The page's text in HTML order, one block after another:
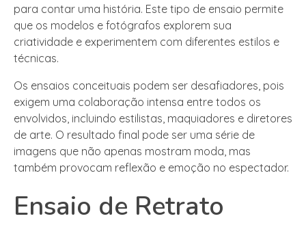
para contar uma história. Este tipo de ensaio permite
que os modelos e fotógrafos explorem sua
criatividade e experimentem com diferentes estilos e
técnicas.
Os ensaios conceituais podem ser desafiadores, pois
exigem uma colaboração intensa entre todos os
envolvidos, incluindo estilistas, maquiadores e diretores
de arte. O resultado final pode ser uma série de
imagens que não apenas mostram moda, mas
também provocam reflexão e emoção no espectador.
Ensaio de Retrato